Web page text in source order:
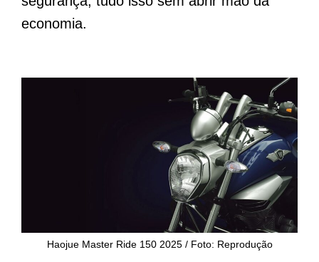
economia.
Haojue Master Ride 150 2025 / Foto: Reprodução